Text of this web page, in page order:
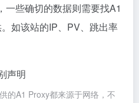
一些确切的数据则需要找A1
如该站的IP、PV、跳出率
声明
的A1 Proxy都来源于网络，不